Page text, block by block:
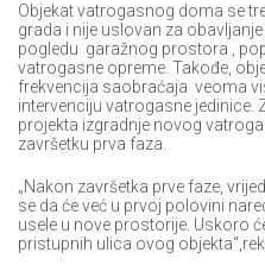
Objekat vatrogasnog doma se
grada i nije uslovan za
pogledu garažnog prostora ,
vatrogasne opreme. Takođe,
frekvencija saobraćaja veoma
intervenciju vatrogasne jedinice.
projekta izgradnje novog
završetku prva faza.
„Nakon završetka prve faze,
se da će već u prvoj polovini
usele u nove prostorije. Uskoro
pristupnih ulica ovog